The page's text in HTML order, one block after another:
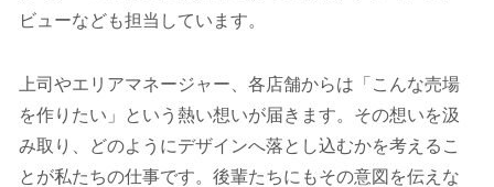
ビューなども担当しています。
上司やエリアマネージャー、各店舗からは「こんな売場
を作りたい」という熱い想いが届きます。その想いを汲
み取り、どのようにデザインへ落とし込むかを考えるこ
とが私たちの仕事です。後輩たちにもその意図を伝えな